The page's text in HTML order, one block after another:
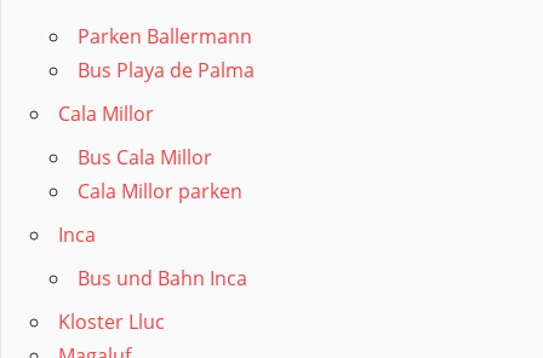
Parken Ballermann
Bus Playa de Palma
Cala Millor
Bus Cala Millor
Cala Millor parken
Inca
Bus und Bahn Inca
Kloster Lluc